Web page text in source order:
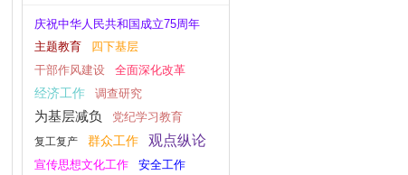
庆祝中华人民共和国成立75周年
主题教育
四下基层
干部作风建设
全面深化改革
经济工作
调查研究
为基层减负 党纪学习教育
复工复产 群众工作 观点纵论
宣传思想文化工作
安全工作